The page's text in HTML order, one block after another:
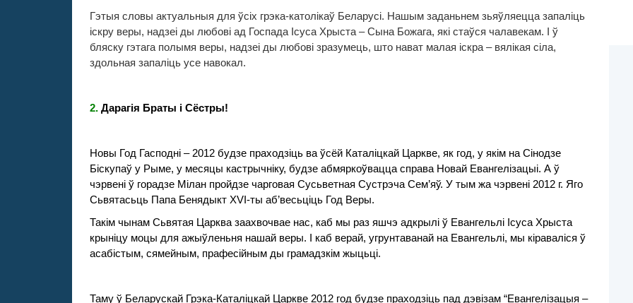
Гэтыя словы актуальныя для ўсіх грэка-католікаў Беларусі. Нашым заданьнем зьяўляецца запаліць
іскру веры, надзеі ды любові ад Госпада Ісуса Хрыста – Сына Божага, які стаўся чалавекам. І ў
бляску гэтага полымя веры, надзеі ды любові зразумець, што нават малая іскра – вялікая сіла,
здольная запаліць усе навокал.
2. Дарагія Браты і Сёстры!
Новы Год Гасподні – 2012 будзе праходзіць ва ўсёй Каталіцкай Царкве, як год, у якім на Сінодзе
Біскупаў у Рыме, у месяцы кастрычніку, будзе абмяркоўвацца справа Новай Евангелізацыі. А ў
чэрвені ў горадзе Мілан пройдзе чарговая Сусьветная Сустрэча Сем’яў. У тым жа чэрвені 2012 г. Яго
Сьвятасьць Папа Бенядыкт XVI-ты аб’весьціць Год Веры.
Такім чынам Сьвятая Царква заахвочвае нас, каб мы раз яшчэ адкрылі ў Евангельлі Ісуса Хрыста
крыніцу моцы для ажыўленьня нашай веры. І каб верай, угрунтаванай на Евангельлі, мы кіраваліся ў
асабістым, сямейным, прафесійным ды грамадзкім жыцьці.
Таму ў Беларускай Грэка-Каталіцкай Царкве 2012 год будзе праходзіць пад дэвізам “Евангелізацыя –